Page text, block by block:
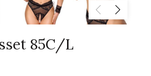
85C/L